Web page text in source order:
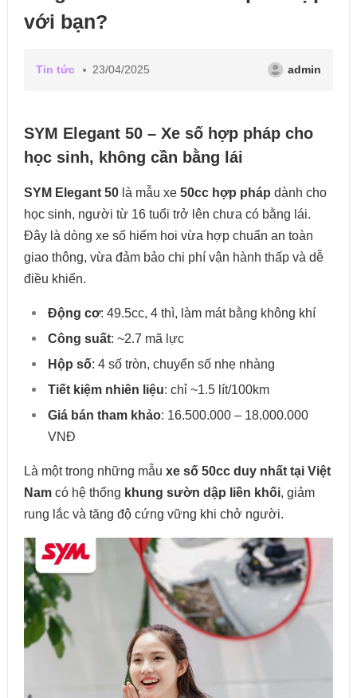
với bạn?
Tin tức 23/04/2025 admin
SYM Elegant 50 – Xe số hợp pháp cho
học sinh, không cần bằng lái
SYM Elegant 50là mẫu xe 50cc hợp pháp dành cho
học sinh, người từ 16 tuổi trở lên chưa có bằng lái.
Đây là dòng xe số hiếm hoi vừa hợp chuẩn an toàn
giao thông, vừa đảm bảo chi phí vận hành thấp và dễ
điều khiển.
Động cơ: 49.5cc, 4 thì, làm mát bằng không khí
Công suất: ~2.7 mã lực
Hộp số: 4 số tròn, chuyển số nhẹ nhàng
Tiết kiệm nhiên liệu: chỉ ~1.5 lít/100km
Giá bán tham khảo: 16.500.000 – 18.000.000
VNĐ
Là một trong những mẫu xe số 50cc duy nhất tại Việt
Namcó hệ thống khung sườn dập liền khối, giảm
rung lắc và tăng độ cứng vững khi chở người.